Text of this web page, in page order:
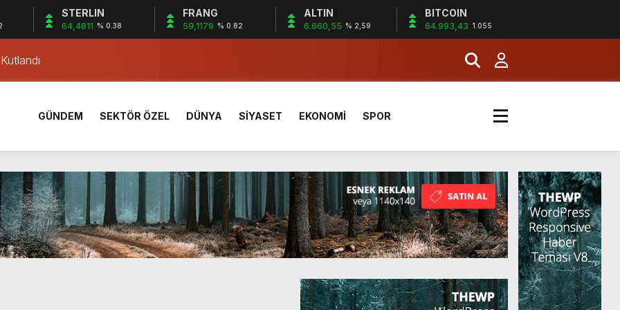
STERLIN
64,4811 % 0.38
FRANG
59,1179 % 0.82
ALTIN
6.660,55 % 2,59
BITCOIN
64.993,43 1.055
belirleyecek
Çilimli ilçesinde gerçekleşti
Coşkuyla Kutlandı
yıllık stat tarihe karışıyor
Bilir Ortaokulu’nda tanıtıldı
öncesi kampta tecrübe kazandı
3 Yaralı
Direğine Çarptı
belirleyecek
GÜNDEM SEKTÖR ÖZEL DÜNYA SİYASET EKONOMİ SPOR